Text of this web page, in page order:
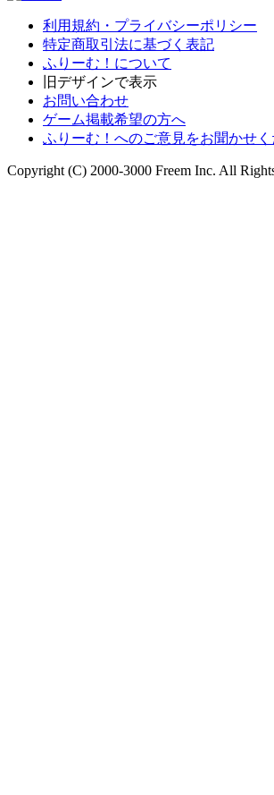
利用規約・プライバシーポリシー
特定商取引法に基づく表記
ふりーむ！について
旧デザインで表示
お問い合わせ
ゲーム掲載希望の方へ
ふりーむ！へのご意見をお聞かせく
Copyright (C) 2000-3000 Freem Inc. All